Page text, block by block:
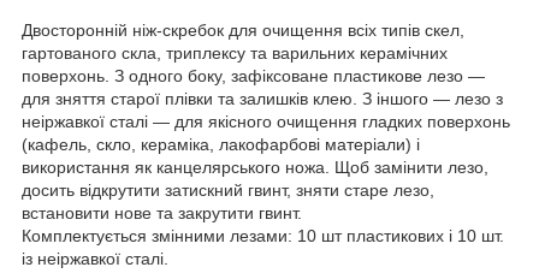
Двосторонній ніж-скребок для очищення всіх типів скел,
гартованого скла, триплексу та варильних керамічних
поверхонь. З одного боку, зафіксоване пластикове лезо —
для зняття старої плівки та залишків клею. З іншого — лезо з
неіржавкої сталі — для якісного очищення гладких поверхонь
(кафель, скло, кераміка, лакофарбові матеріали) і
використання як канцелярського ножа. Щоб замінити лезо,
досить відкрутити затискний гвинт, зняти старе лезо,
встановити нове та закрутити гвинт.
Комплектується змінними лезами: 10 шт пластикових і 10 шт.
із неіржавкої сталі.